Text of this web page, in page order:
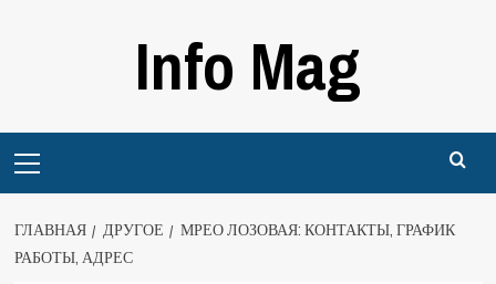
Info Mag
Menu
ГЛАВНАЯ ДРУГОЕ
МРЕО ЛОЗОВАЯ: КОНТАКТЫ, ГРАФИК
РАБОТЫ, АДРЕС